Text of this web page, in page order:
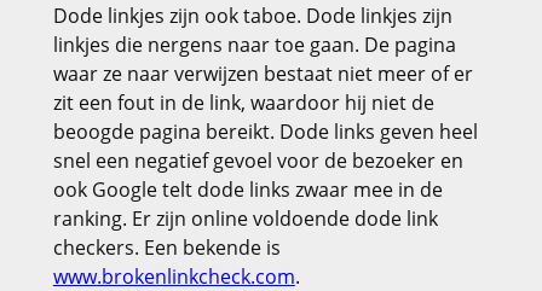
Dode linkjes zijn ook taboe. Dode linkjes zijn
linkjes die nergens naar toe gaan. De pagina
waar ze naar verwijzen bestaat niet meer of er
zit een fout in de link, waardoor hij niet de
beoogde pagina bereikt. Dode links geven heel
snel een negatief gevoel voor de bezoeker en
ook Google telt dode links zwaar mee in de
ranking. Er zijn online voldoende dode link
checkers. Een bekende is
www.brokenlinkcheck.com.